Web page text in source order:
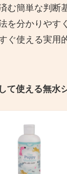
む簡単な判断
を分かりやす
ぐ使える実用
て使える無水